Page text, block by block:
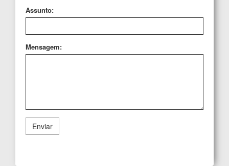
Assunto:
Mensagem:
Enviar